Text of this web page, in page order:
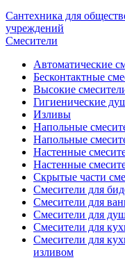
Сантехника для
учреждений
Смесители
Автоматические
Бесконтактные
Высокие
Гигиенические
Изливы
Напольные
Напольные
Настенные
Настенные
Скрытые части
Смесители для
Смесители для
Смесители для
Смесители для
Смесители для
изливом